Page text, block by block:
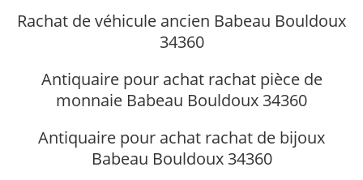
Rachat de véhicule ancien Babeau Bouldoux
34360
Antiquaire pour achat rachat pièce de
monnaie Babeau Bouldoux 34360
Antiquaire pour achat rachat de bijoux
Babeau Bouldoux 34360